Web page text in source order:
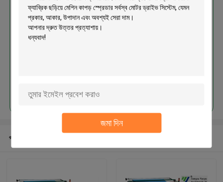
জমা দিন
কার ম্যাটের সামগ্রী আমদানি ফ্যাব্রিক ছড়িয়ে
মেশিন কাপড় স্প্রেডার সর্বস্ব মোটর ড্রাইভ
প্রস্তাবিত পণ্য